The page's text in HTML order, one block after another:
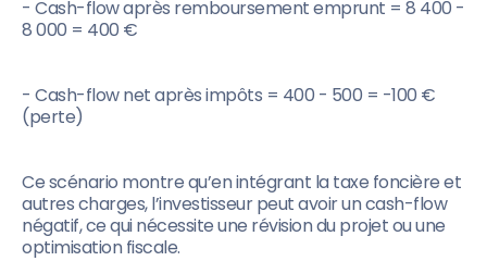
- Cash-flow après remboursement emprunt = 8 400 -
8 000 = 400 €
- Cash-flow net après impôts = 400 - 500 = -100 €
(perte)
Ce scénario montre qu’en intégrant la taxe foncière et
autres charges, l’investisseur peut avoir un cash-flow
négatif, ce qui nécessite une révision du projet ou une
optimisation fiscale.